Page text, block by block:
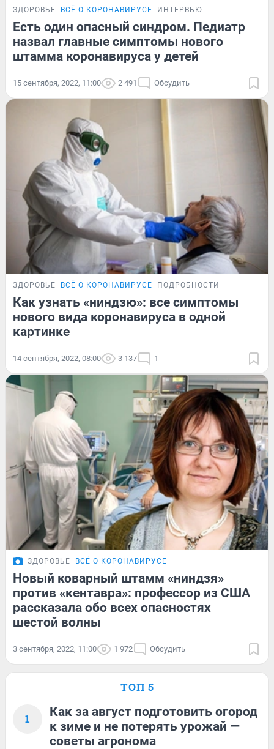
ЗДОРОВЬЕ ВСЁ О КОРОНАВИРУСЕ ИНТЕРВЬЮ
Есть один опасный синдром. Педиатр
назвал главные симптомы нового
штамма коронавируса у детей
15 сентября, 2022, 11:00 2 491 Обсудить
ЗДОРОВЬЕ ВСЁ О КОРОНАВИРУСЕ ПОДРОБНОСТИ
Как узнать «ниндзю»: все симптомы
нового вида коронавируса в одной
картинке
14 сентября, 2022, 08:00 3 137 1
ЗДОРОВЬЕ ВСЁ О КОРОНАВИРУСЕ
Новый коварный штамм «ниндзя»
против «кентавра»: профессор из США
рассказала обо всех опасностях
шестой волны
3 сентября, 2022, 11:00 1 972 Обсудить
ТОП 5
1
Как за август подготовить огород
к зиме и не потерять урожай —
советы агронома